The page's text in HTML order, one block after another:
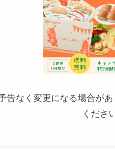
告なく変更になる場合が
くださ